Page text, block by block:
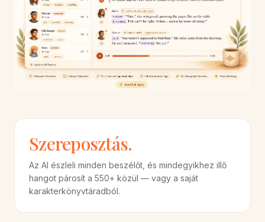
Szereposztás.
Az AI észleli minden beszélőt, és mindegyikhez illő
hangot párosít a 550+ közül — vagy a saját
karakterkönyvtáradból.